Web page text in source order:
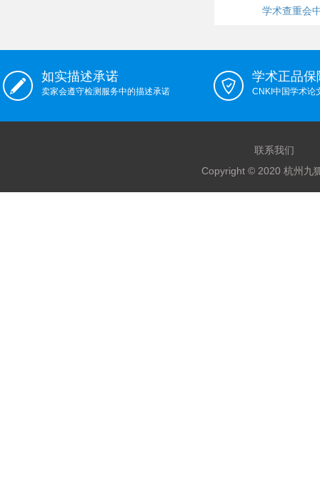
学术查重会
如实描述承诺
卖家会遵守检测服务中的描述承诺
学术正品保
CNKI中国学术论
联系我们
Copyright © 2020 杭州九